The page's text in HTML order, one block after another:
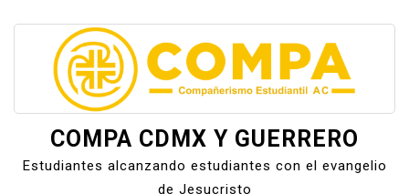
Skip
COMPA CDMX Y GUERRERO
Estudiantes alcanzando estudiantes con el evangelio
de Jesucristo